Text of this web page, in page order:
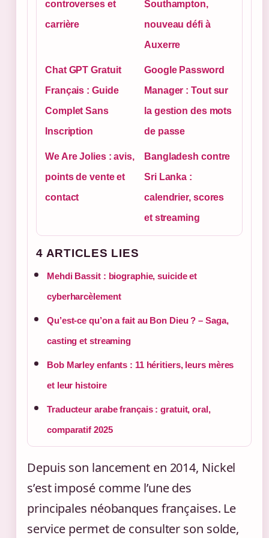
controverses et
carrière
Southampton,
nouveau défi à
Auxerre
Chat GPT Gratuit
Français : Guide
Complet Sans
Inscription
Google Password
Manager : Tout sur
la gestion des mots
de passe
We Are Jolies : avis,
points de vente et
contact
Bangladesh contre
Sri Lanka :
calendrier, scores
et streaming
4 ARTICLES LIES
Mehdi Bassit : biographie, suicide et
cyberharcèlement
Qu’est-ce qu’on a fait au Bon Dieu ? – Saga,
casting et streaming
Bob Marley enfants : 11 héritiers, leurs mères
et leur histoire
Traducteur arabe français : gratuit, oral,
comparatif 2025
Depuis son lancement en 2014, Nickel
s’est imposé comme l’une des
principales néobanques françaises. Le
service permet de consulter son solde,